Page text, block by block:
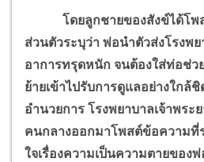
โดยลูกชายของสังข์ได้โพส
ส่วนตัวระบุว่า พ่อนำตัวส่งโรงพ
อาการทรุดหนัก จนต้องใส่ท่อช่
ย้ายเข้าไปรับการดูแลอย่างใกล้
อำนวยการ โรงพยาบาลเจ้าพร
คนกลางออกมาโพสต์ข้อความที่
ใจเรื่องความเป็นความตายของ